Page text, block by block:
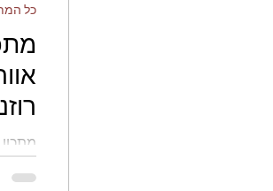
כל